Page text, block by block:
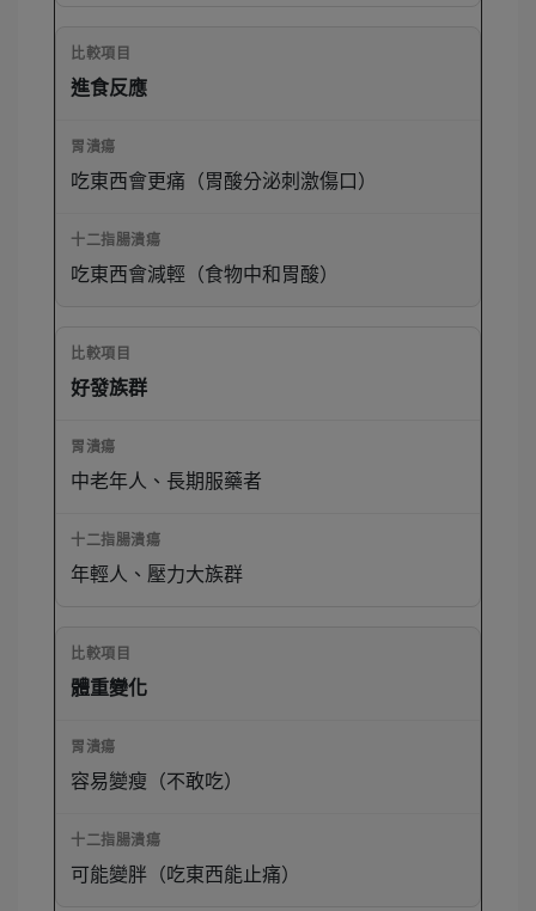
進食反應
吃東西會更痛（胃酸分泌刺激傷口）
吃東西會減輕（食物中和胃酸）
好發族群
中老年人、長期服藥者
年輕人、壓力大族群
體重變化
容易變瘦（不敢吃）
可能變胖（吃東西能止痛）